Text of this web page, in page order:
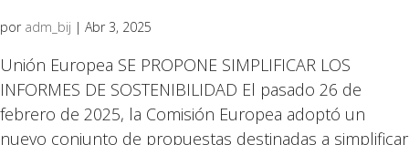
por adm_bij | Abr 3, 2025
Unión Europea SE PROPONE SIMPLIFICAR LOS
INFORMES DE SOSTENIBILIDAD El pasado 26 de
febrero de 2025, la Comisión Europea adoptó un
nuevo conjunto de propuestas destinadas a simplificar